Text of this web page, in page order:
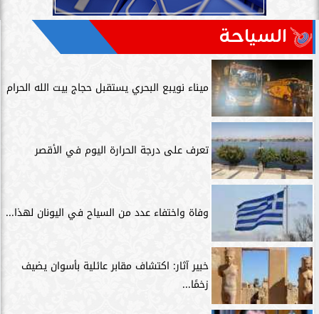
السياحة
ميناء نويبع البحري يستقبل حجاج بيت الله الحرام
تعرف على درجة الحرارة اليوم في الأقصر
وفاة واختفاء عدد من السياح في اليونان لهذا...
خبير آثار: اكتشاف مقابر عائلية بأسوان يضيف
زخمًا...